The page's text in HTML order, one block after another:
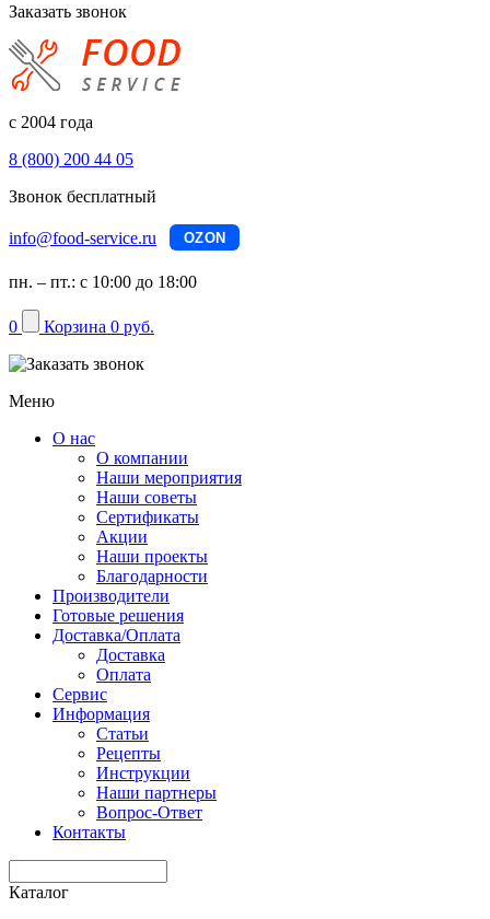
Заказать звонок
с 2004 года
8 (800) 200 44 05
Звонок бесплатный
info@food-service.ru OZON
пн. – пт.: с 10:00 до 18:00
0 Корзина 0 руб.
Меню
О нас
О компании
Наши мероприятия
Наши советы
Сертификаты
Акции
Наши проекты
Благодарности
Производители
Готовые решения
Доставка/Оплата
Доставка
Оплата
Сервис
Информация
Статьи
Рецепты
Инструкции
Наши партнеры
Вопрос-Ответ
Контакты
Каталог